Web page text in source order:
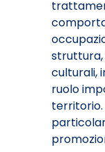
culturali,
ruolo